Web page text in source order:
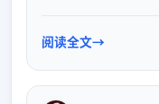
类中，它属于动力
路为核心的电子
中协同工作，共同
阅读全文